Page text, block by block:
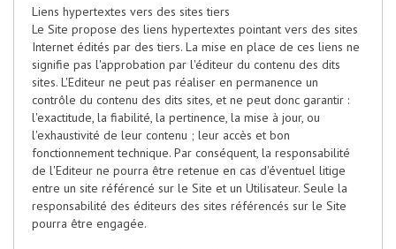
Liens hypertextes vers des sites tiers
Le Site propose des liens hypertextes pointant vers des sites
Internet édités par des tiers. La mise en place de ces liens ne
signifie pas l'approbation par l'éditeur du contenu des dits
sites. L'Editeur ne peut pas réaliser en permanence un
contrôle du contenu des dits sites, et ne peut donc garantir :
l'exactitude, la fiabilité, la pertinence, la mise à jour, ou
l'exhaustivité de leur contenu ; leur accès et bon
fonctionnement technique. Par conséquent, la responsabilité
de l'Editeur ne pourra être retenue en cas d'éventuel litige
entre un site référencé sur le Site et un Utilisateur. Seule la
responsabilité des éditeurs des sites référencés sur le Site
pourra être engagée.